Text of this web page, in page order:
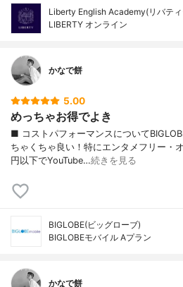
Liberty English Academy(リバテ
LIBERTY オンライン
かなで餅
5.00
めっちゃお得でよき
■ コストパフォーマンスについて
ちゃくちゃ良い！特にエンタメフリー・
円以下でYouTube…続きを見る
BIGLOBE(ビッグローブ)
BIGLOBEモバイル Aプラン
かなで餅